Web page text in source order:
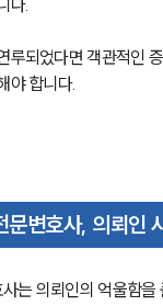
다.
루되었다면 객관적인
야 합니다.
문변호사, 의뢰인
는 의뢰인의 억울함을